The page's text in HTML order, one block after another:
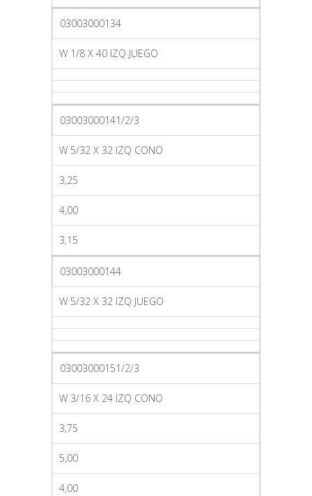
03003000134
W 1/8 X 40 IZQ JUEGO
03003000141/2/3
W 5/32 X 32 IZQ CONO
3,25
4,00
3,15
03003000144
W 5/32 X 32 IZQ JUEGO
03003000151/2/3
W 3/16 X 24 IZQ CONO
3,75
5,00
4,00